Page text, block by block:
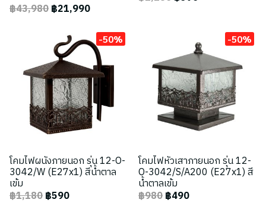
฿43,980฿21,990
-50%
โคมไฟผนังภายนอก รุ่น 12-O-
3042/W (E27x1) สีน้ำตาล
เข้ม
฿1,180฿590
-50%
โคมไฟหัวเสาภายนอก รุ่น 12-
O-3042/S/A200 (E27x1) สี
น้ำตาลเข้ม
฿980฿490